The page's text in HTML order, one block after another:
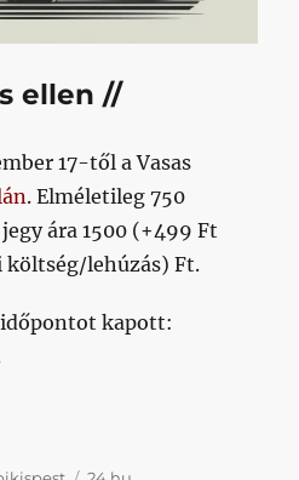
ellen //
17-től a Vasas
. Elméletileg 750
ára 1500 (+499 Ft
lehúzás) Ft.
időpontot kapott:
sajtófigyelő,